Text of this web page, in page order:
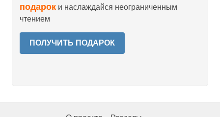
подарок и наслаждайся неограниченным
чтением
ПОЛУЧИТЬ ПОДАРОК